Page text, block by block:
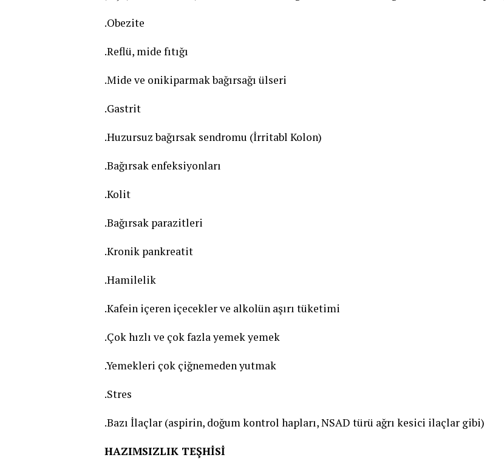
.Obezite
.Reflü, mide fıtığı
.Mide ve onikiparmak bağırsağı ülseri
.Gastrit
.Huzursuz bağırsak sendromu (İrritabl Kolon)
.Bağırsak enfeksiyonları
.Kolit
.Bağırsak parazitleri
.Kronik pankreatit
.Hamilelik
.Kafein içeren içecekler ve alkolün aşırı tüketimi
.Çok hızlı ve çok fazla yemek yemek
.Yemekleri çok çiğnemeden yutmak
.Stres
.Bazı İlaçlar (aspirin, doğum kontrol hapları, NSAD türü ağrı kesici ilaçlar gibi)
HAZIMSIZLIK TEŞHİSİ